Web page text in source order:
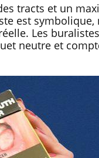
tracts et un
est symbolique,
Les
neutre et